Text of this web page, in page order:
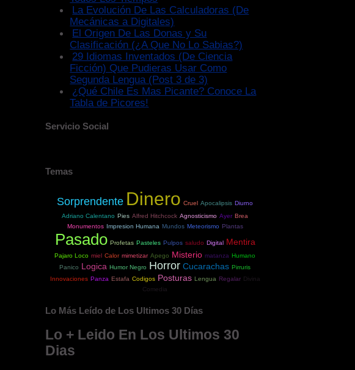
La Evolución De Las Calculadoras (De
Mecánicas a Digitales)
El Origen De Las Donas y Su
Clasificación (¿A Que No Lo Sabias?)
29 Idiomas Inventados (De Ciencia
Ficción) Que Pudieras Usar Como
Segunda Lengua (Post 3 de 3)
¿Qué Chile Es Mas Picante? Conoce La
Tabla de Picores!
Servicio Social
Temas
Sorprendente Dinero Cruel Apocalipsis Diurno
Adriano Calentano Pies Alfred Hitchcock Agnosticismo Ayer Brea
Monumentos Impresion Humana Mundos Meteorismo Plantas
Pasado Profetas Pasteles Pulpos saludo Digital Mentira
Pajaro Loco miel Calor mimetizar Apego Misterio matanza Humano
Panico Logica Humor Negro Horror Cucarachas Pirruris
Innovaciones Panza Estafa Codigos Posturas Lengua Regalar Divina
Comedia
Lo Más Leído de Los Ultimos 30 Días
Lo + Leido En Los Ultimos 30
Dias